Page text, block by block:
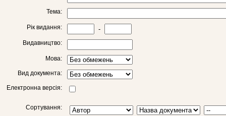
Тема:
Рік видання: -
Видавництво:
Мова:
Вид документа:
Електронна версія:
Сортування: